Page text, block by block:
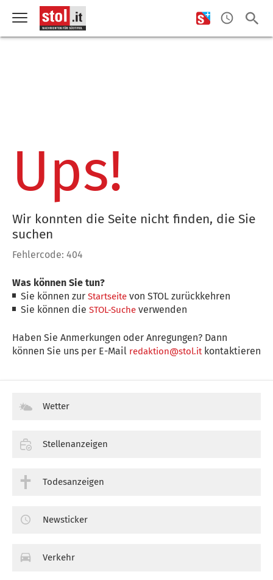
Ups!
Wir konnten die Seite nicht finden, die Sie
suchen
Fehlercode: 404
Was können Sie tun?
Sie können zurStartseite von STOL zurückkehren
Sie können dieSTOL-Suche verwenden
Haben Sie Anmerkungen oder Anregungen? Dann
können Sie uns per E-Mail redaktion@stol.itkontaktieren
Wetter
Stellenanzeigen
Todesanzeigen
Newsticker
Verkehr